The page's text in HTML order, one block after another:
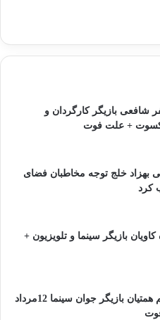
بازیگر کارگردان و
+ علت فوت
بهزاد خلج توجه مخاطبان فضای
کرد
بازیگر سینما و تلویزیون +
درگذشت مریم همتیان بازیگر جوان سینما 12مرداد